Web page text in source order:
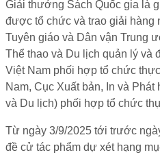
Giải thưởng Sách Quốc gia là
được tổ chức và trao giải hàng
Tuyên giáo và Dân vận Trung
Thể thao và Du lịch quản lý và
Việt Nam phối hợp tổ chức
Nam, Cục Xuất bản, In và
và Du lịch) phối hợp tổ chức
Từ ngày 3/9/2025 tới trước
đề cử tác phẩm dự xét hạng